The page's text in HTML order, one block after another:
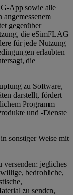
App sowie alle
gegenüber
die eSimFLAG
für jede Nutzung
erlaubten
die
zu Software,
darstellt, fördert
Programm
und -Dienste
sonstiger Weise mit
versenden; jegliches
bedrohliche,
zu senden,